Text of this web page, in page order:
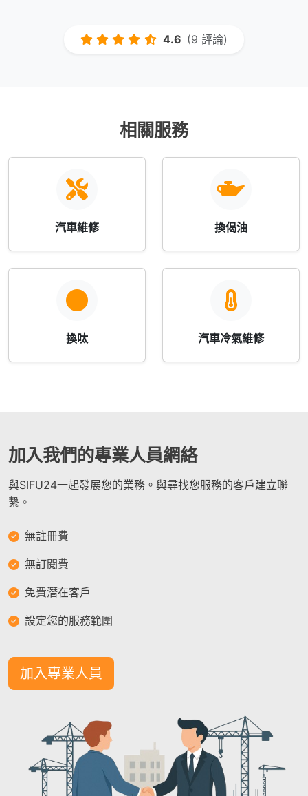
4.6 (9 評論)
相關服務
汽車維修 換偈油
換呔 汽車冷氣維修
加入我們的專業人員網絡
與SIFU24一起發展您的業務。與尋找您服務的客戶建立聯
繫。
無註冊費
無訂閱費
免費潛在客戶
設定您的服務範圍
加入專業人員